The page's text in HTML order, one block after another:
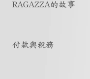
RAGAZZA的故事
付款與稅務